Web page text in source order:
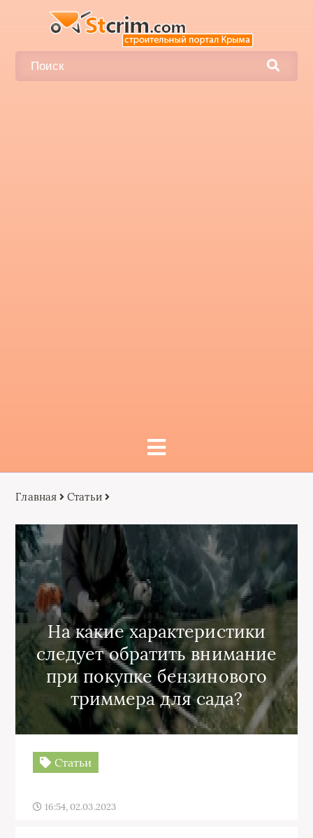
Главная Статьи
На какие характеристики
следует обратить внимание
при покупке бензинового
триммера для сада?
Статьи
16:54, 02.03.2023